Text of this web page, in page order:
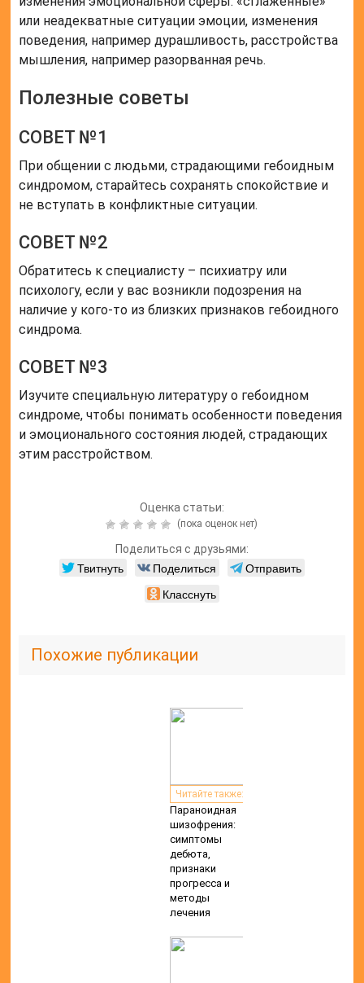
или неадекватные ситуации эмоции, изменения
поведения, например дурашливость, расстройства
мышления, например разорванная речь.
Полезные советы
СОВЕТ №1
При общении с людьми, страдающими гебоидным
синдромом, старайтесь сохранять спокойствие и
не вступать в конфликтные ситуации.
СОВЕТ №2
Обратитесь к специалисту – психиатру или
психологу, если у вас возникли подозрения на
наличие у кого-то из близких признаков гебоидного
синдрома.
СОВЕТ №3
Изучите специальную литературу о гебоидном
синдроме, чтобы понимать особенности поведения
и эмоционального состояния людей, страдающих
этим расстройством.
Оценка статьи:
(пока оценок нет)
Поделиться с друзьями:
Твитнуть Поделиться
Отправить
Класснуть
Похожие публикации
Читайте также:
Параноидная
шизофрения:
симптомы
дебюта,
признаки
прогресса и
методы
лечения